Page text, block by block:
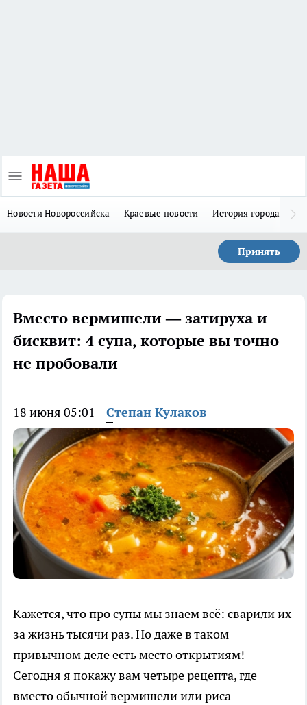
Новости Новороссийска Краевые новости История города Н
Принять
Вместо вермишели — затируха и
бисквит: 4 супа, которые вы точно
не пробовали
18 июня 05:01 Степан Кулаков
Кажется, что про супы мы знаем всё: сварили их
за жизнь тысячи раз. Но даже в таком
привычном деле есть место открытиям!
Сегодня я покажу вам четыре рецепта, где
вместо обычной вермишели или риса